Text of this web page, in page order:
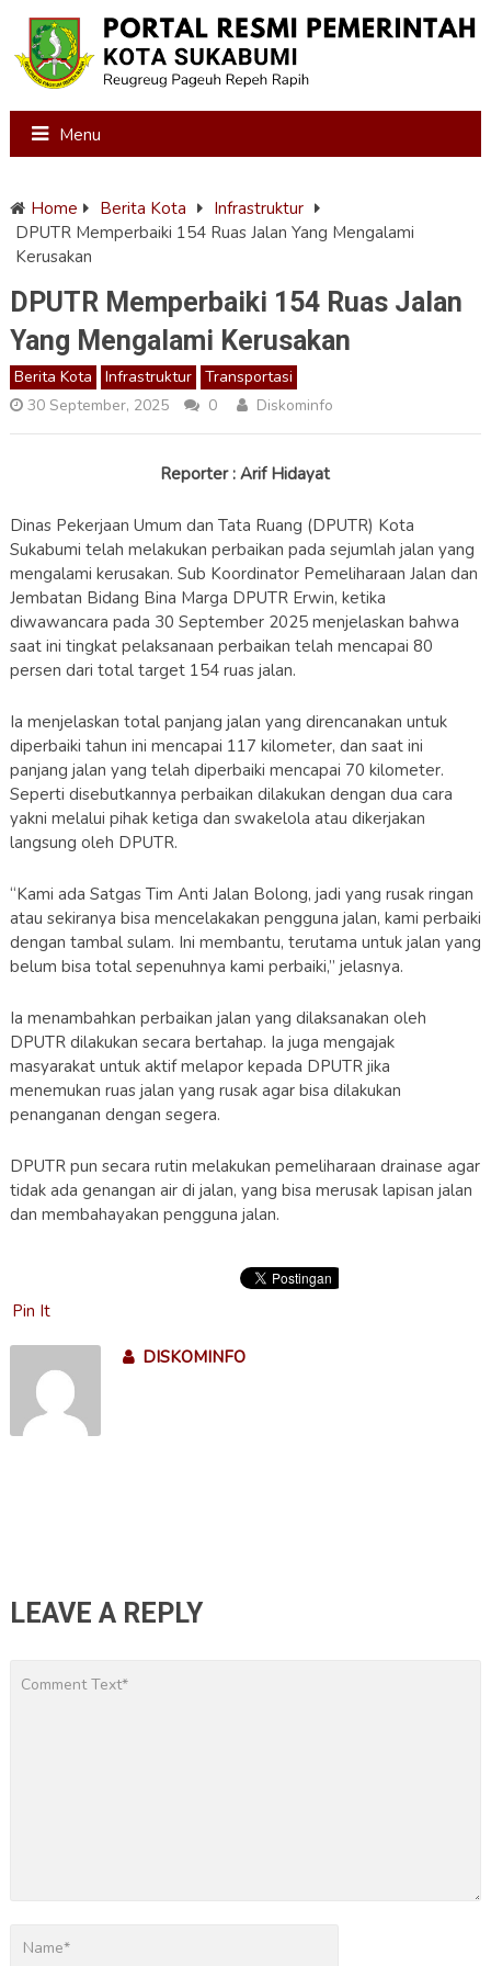
Menu
Home Berita Kota
Infrastruktur
DPUTR Memperbaiki 154 Ruas Jalan Yang Mengalami
Kerusakan
DPUTR Memperbaiki 154 Ruas Jalan
Yang Mengalami Kerusakan
Berita Kota Infrastruktur
Transportasi
30 September, 2025
0 Diskominfo
Reporter : Arif Hidayat
Dinas Pekerjaan Umum dan Tata Ruang (DPUTR) Kota
Sukabumi telah melakukan perbaikan pada sejumlah jalan yang
mengalami kerusakan. Sub Koordinator Pemeliharaan Jalan dan
Jembatan Bidang Bina Marga DPUTR Erwin, ketika
diwawancara pada 30 September 2025 menjelaskan bahwa
saat ini tingkat pelaksanaan perbaikan telah mencapai 80
persen dari total target 154 ruas jalan.
Ia menjelaskan total panjang jalan yang direncanakan untuk
diperbaiki tahun ini mencapai 117 kilometer, dan saat ini
panjang jalan yang telah diperbaiki mencapai 70 kilometer.
Seperti disebutkannya perbaikan dilakukan dengan dua cara
yakni melalui pihak ketiga dan swakelola atau dikerjakan
langsung oleh DPUTR.
“Kami ada Satgas Tim Anti Jalan Bolong, jadi yang rusak ringan
atau sekiranya bisa mencelakakan pengguna jalan, kami perbaiki
dengan tambal sulam. Ini membantu, terutama untuk jalan yang
belum bisa total sepenuhnya kami perbaiki,” jelasnya.
Ia menambahkan perbaikan jalan yang dilaksanakan oleh
DPUTR dilakukan secara bertahap. Ia juga mengajak
masyarakat untuk aktif melapor kepada DPUTR jika
menemukan ruas jalan yang rusak agar bisa dilakukan
penanganan dengan segera.
DPUTR pun secara rutin melakukan pemeliharaan drainase agar
tidak ada genangan air di jalan, yang bisa merusak lapisan jalan
dan membahayakan pengguna jalan.
Pin It
DISKOMINFO
LEAVE A REPLY